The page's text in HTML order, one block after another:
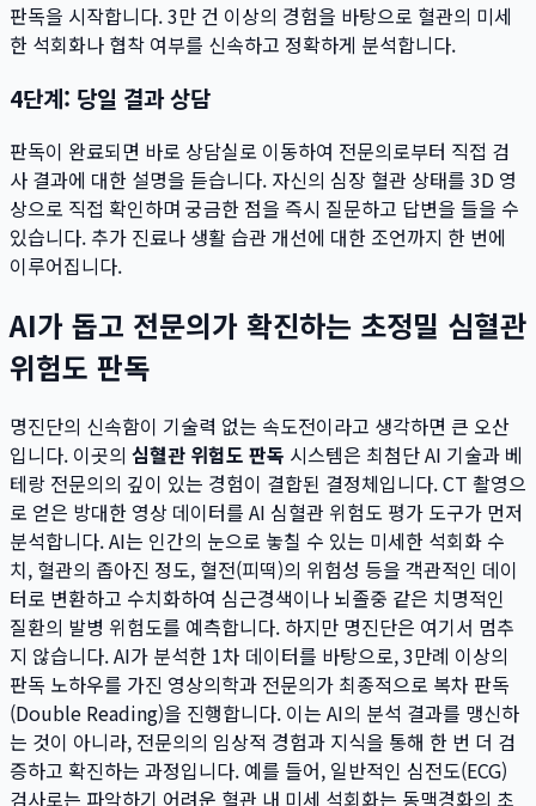
판독을 시작합니다. 3만 건 이상의 경험을 바탕으로 혈관의 미세
한 석회화나 협착 여부를 신속하고 정확하게 분석합니다.
4단계: 당일 결과 상담
판독이 완료되면 바로 상담실로 이동하여 전문의로부터 직접 검
사 결과에 대한 설명을 듣습니다. 자신의 심장 혈관 상태를 3D 영
상으로 직접 확인하며 궁금한 점을 즉시 질문하고 답변을 들을 수
있습니다. 추가 진료나 생활 습관 개선에 대한 조언까지 한 번에
이루어집니다.
AI가 돕고 전문의가 확진하는 초정밀 심혈관
위험도 판독
명진단의 신속함이 기술력 없는 속도전이라고 생각하면 큰 오산
입니다. 이곳의 심혈관 위험도 판독 시스템은 최첨단 AI 기술과 베
테랑 전문의의 깊이 있는 경험이 결합된 결정체입니다. CT 촬영으
로 얻은 방대한 영상 데이터를 AI 심혈관 위험도 평가 도구가 먼저
분석합니다. AI는 인간의 눈으로 놓칠 수 있는 미세한 석회화 수
치, 혈관의 좁아진 정도, 혈전(피떡)의 위험성 등을 객관적인 데이
터로 변환하고 수치화하여 심근경색이나 뇌졸중 같은 치명적인
질환의 발병 위험도를 예측합니다. 하지만 명진단은 여기서 멈추
지 않습니다. AI가 분석한 1차 데이터를 바탕으로, 3만례 이상의
판독 노하우를 가진 영상의학과 전문의가 최종적으로 복차 판독
(Double Reading)을 진행합니다. 이는 AI의 분석 결과를 맹신하
는 것이 아니라, 전문의의 임상적 경험과 지식을 통해 한 번 더 검
증하고 확진하는 과정입니다. 예를 들어, 일반적인 심전도(ECG)
검사로는 파악하기 어려운 혈관 내 미세 석회화는 동맥경화의 초